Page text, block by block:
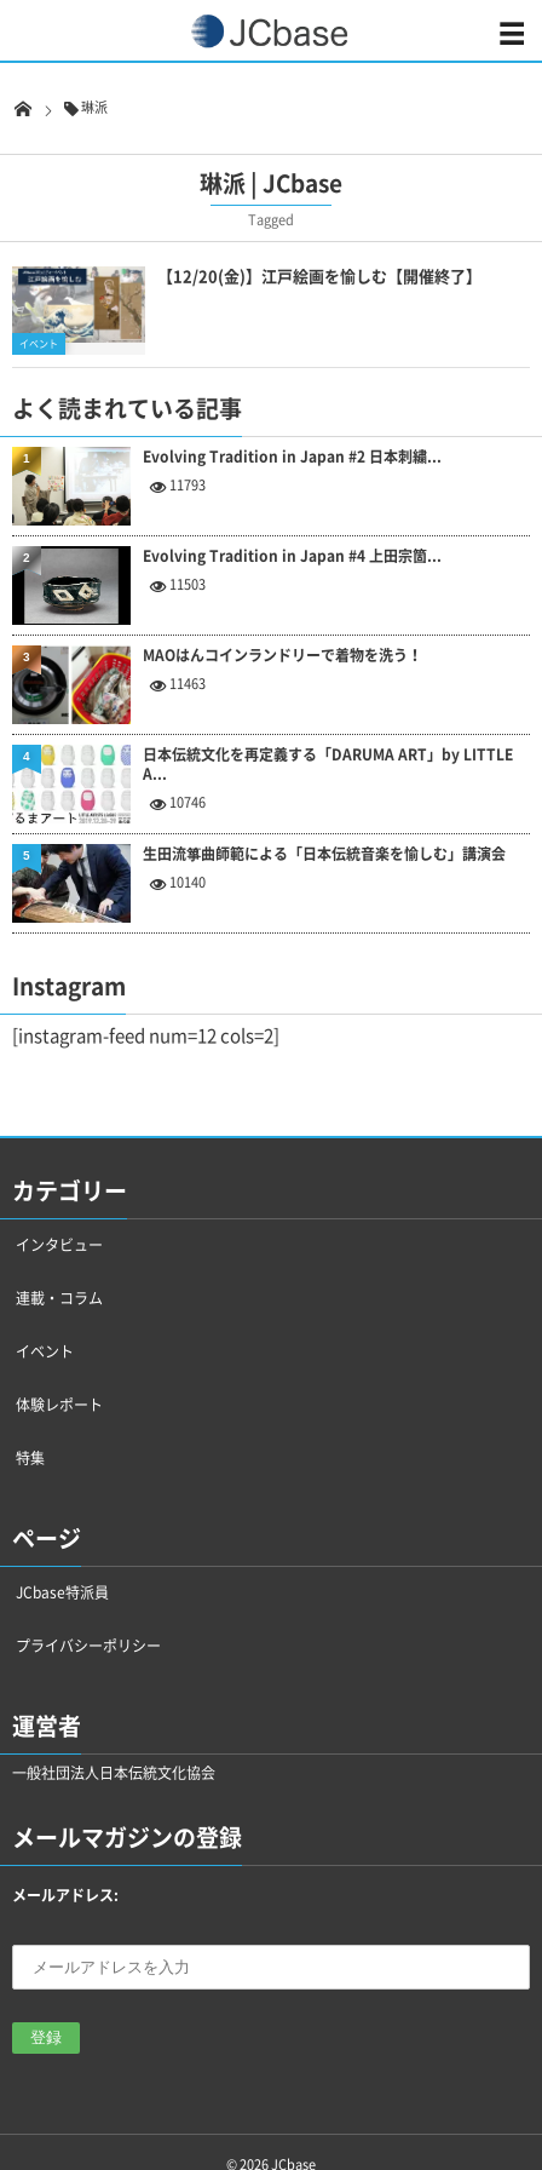
琳派
琳派 | JCbase
Tagged
イベント
【12/20(金)】江戸絵画を愉しむ【開催終了】
よく読まれている記事
Evolving Tradition in Japan #2 日本刺繍...
11793
1
Evolving Tradition in Japan #4 上田宗箇...
11503
2
MAOはんコインランドリーで着物を洗う！
11463
3
日本伝統文化を再定義する「DARUMA ART」by LITTLE
A...
10746
4
生田流箏曲師範による「日本伝統音楽を愉しむ」講演会
10140
5
Instagram
[instagram-feed num=12 cols=2]
カテゴリー
インタビュー
連載・コラム
イベント
体験レポート
特集
ページ
JCbase特派員
プライバシーポリシー
運営者
一般社団法人日本伝統文化協会
メールマガジンの登録
メールアドレス:
© 2026JCbase